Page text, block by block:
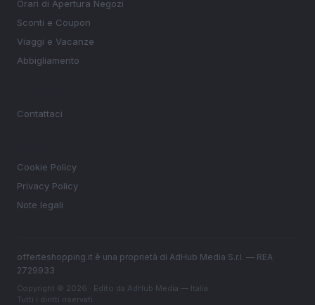
Orari di Apertura Negozi
Sconti e Coupon
Viaggi e Vacanze
Abbigliamento
Contattaci
Cookie Policy
Privacy Policy
Note legali
offerteshopping.it è una proprietà di AdHub Media S.r.l. — REA
2729933
Copyright © 2026 · Edito da AdHub Media — Italia
Tutti i diritti riservati